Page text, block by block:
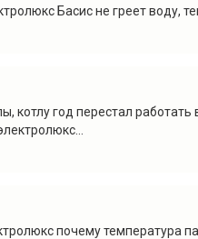
Басис не греет воду,
котлу год перестал
почему температура